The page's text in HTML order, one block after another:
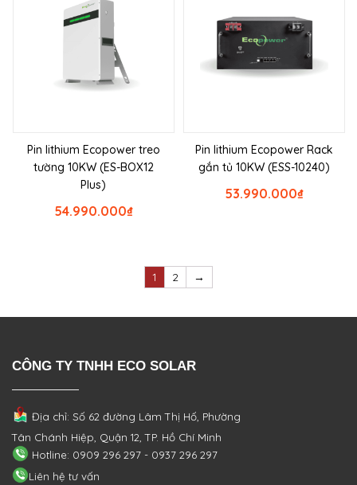
Pin lithium Ecopower treo
tường 10KW (ES-BOX12
Plus)
₫
54.990.000
Pin lithium Ecopower Rack
gắn tủ 10KW (ESS-10240)
₫
53.990.000
1 2 →
CÔNG TY TNHH ECO SOLAR
Địa chỉ: Số 62 đường Lâm Thị Hố, Phường
Tân Chánh Hiệp, Quận 12, TP. Hồ Chí Minh
Hotline: 0909 296 297 - 0937 296 297
Liên hệ tư vấn